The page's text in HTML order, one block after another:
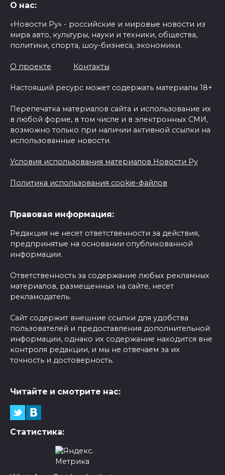
О нас:
«Новости Ру» - российские и мировые новости из
мира авто, культуры, науки и техники, общества,
политики, спорта, шоу-бизнеса, экономики.
О проекте Контакты
Настоящий ресурс может содержать материалы 18+
Перепечатка материалов сайта и использование их
в любой форме, в том числе и в электронных СМИ,
возможно только при наличии активной ссылки на
использованные новости.
Условия использования материалов Новости Ру
Политика использования cookie-файлов
Правовая информация:
Редакция не несет ответственности за действия,
предпринятые на основании опубликованной
информации.
Ответственность за содержание любых рекламных
материалов, размещенных на сайте, несет
рекламодатель.
Сайт содержит внешние ссылки для удобства
пользователей и предоставления дополнительной
информации, однако их содержание находится вне
контроля редакции, и мы не отвечаем за их
точность и достоверность.
Читайте и смотрите нас:
Статистика: